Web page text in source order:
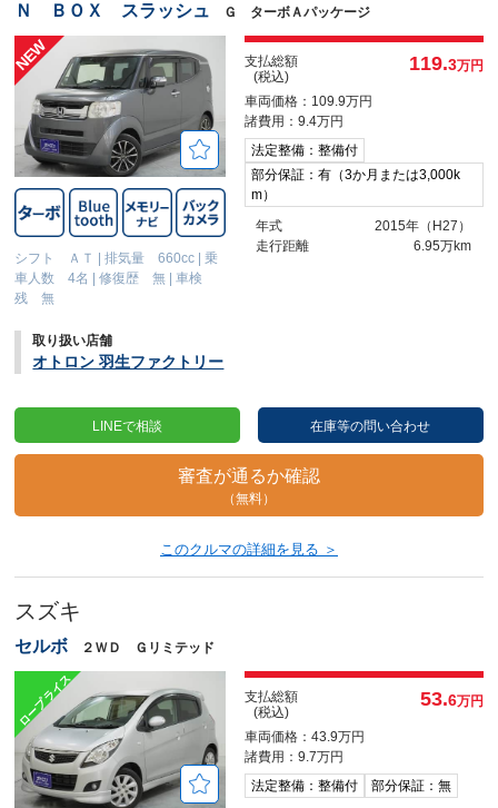
Ｎ ＢＯＸ スラッシュ Ｇ ターボＡパッケージ
シフト ＡＴ |排気量 660cc |乗
車人数 4名
|修復歴 無 |車検
残 無
支払総額
(税込)
119.3万円
車両価格：109.9万円
諸費用：9.4万円
法定整備：整備付
部分保証：有（3か月または3,000k
m）
年式
2015年（H27）
走行距離
6.95万km
取り扱い店舗
オトロン 羽生ファクトリー
LINEで相談 在庫等の問い合わせ
審査が通るか確認
（無料）
このクルマの詳細を見る ＞
スズキ
セルボ ２ＷＤ Ｇリミテッド
支払総額
(税込)
53.6万円
車両価格：43.9万円
諸費用：9.7万円
法定整備：整備付
部分保証：無